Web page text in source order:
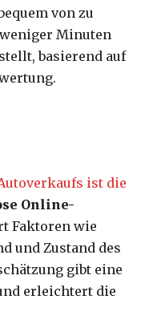
von zu
Minuten
basierend auf
ist die
Online-
Faktoren wie
und Zustand des
gibt eine
erleichtert die